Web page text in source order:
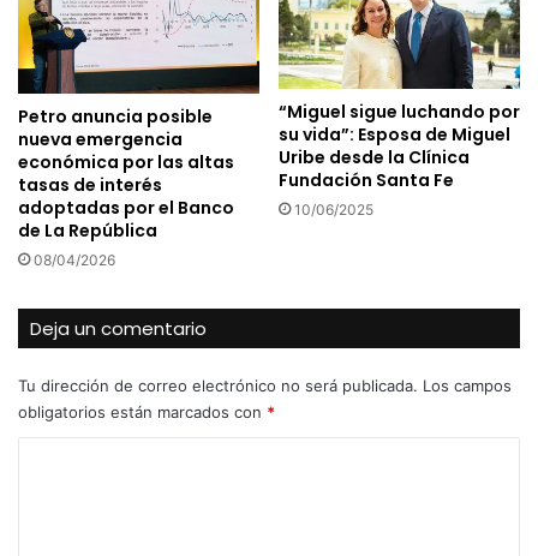
Petro anuncia posible
nueva emergencia
económica por las altas
tasas de interés
adoptadas por el Banco
de La República
08/04/2026
“Miguel sigue luchando por
su vida”: Esposa de Miguel
Uribe desde la Clínica
Fundación Santa Fe
10/06/2025
Deja un comentario
Tu dirección de correo electrónico no será publicada. Los campos
obligatorios están marcados con *